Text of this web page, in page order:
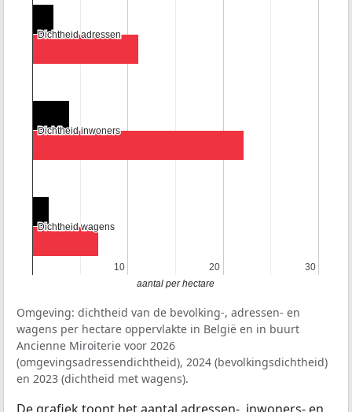
10
10 20
20 30
30
Dichtheid adressen
Dichtheid adressen
Dichtheid inwoners
Dichtheid inwoners
Dichtheid wagens
Dichtheid wagens
aantal per hectare
Omgeving: dichtheid van de bevolking-, adressen- en
wagens per hectare oppervlakte in België en in buurt
Ancienne Miroiterie voor 2026
(omgevingsadressendichtheid), 2024 (bevolkingsdichtheid)
en 2023 (dichtheid met wagens).